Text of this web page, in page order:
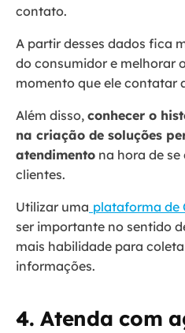
contato.
A partir desses dados fica
do consumidor e melhorar
momento que ele contatar
Além disso, conhecer o
na criação de soluções
atendimento na hora de
clientes.
Utilizar uma plataforma de
ser importante no sentido
mais habilidade para
informações.
4. Atenda com